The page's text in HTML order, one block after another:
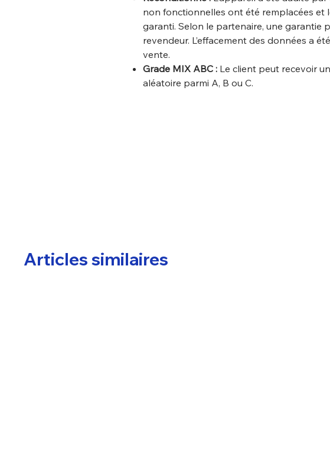
non fonctionnelles ont été remplacées et
garanti. Selon le partenaire, une garantie
revendeur. L’effacement des données a
vente.
Grade MIX ABC : Le client peut recevoir
aléatoire parmi A, B ou C.
Articles similaires